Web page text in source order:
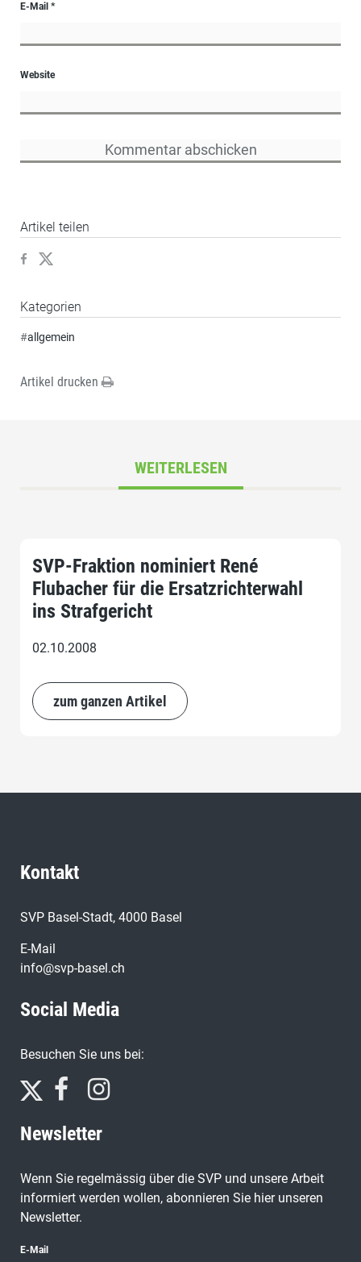
E-Mail *
Website
Artikel teilen
Kategorien
#allgemein
Artikel drucken
WEITERLESEN
SVP-Fraktion nominiert René
Flubacher für die Ersatzrichterwahl
ins Strafgericht
02.10.2008
zum ganzen Artikel
Kontakt
SVP Basel-Stadt, 4000 Basel
E-Mail
info@svp-basel.ch
Social Media
Besuchen Sie uns bei:
Newsletter
Wenn Sie regelmässig über die SVP und unsere Arbeit
informiert werden wollen, abonnieren Sie hier unseren
Newsletter.
E-Mail